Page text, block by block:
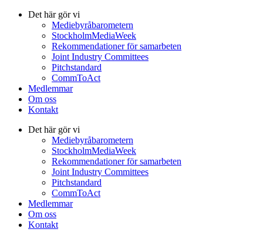
Det här gör vi
Mediebyråbarometern
StockholmMediaWeek
Rekommendationer för samarbeten
Joint Industry Committees
Pitchstandard
CommToAct
Medlemmar
Om oss
Kontakt
Det här gör vi
Mediebyråbarometern
StockholmMediaWeek
Rekommendationer för samarbeten
Joint Industry Committees
Pitchstandard
CommToAct
Medlemmar
Om oss
Kontakt